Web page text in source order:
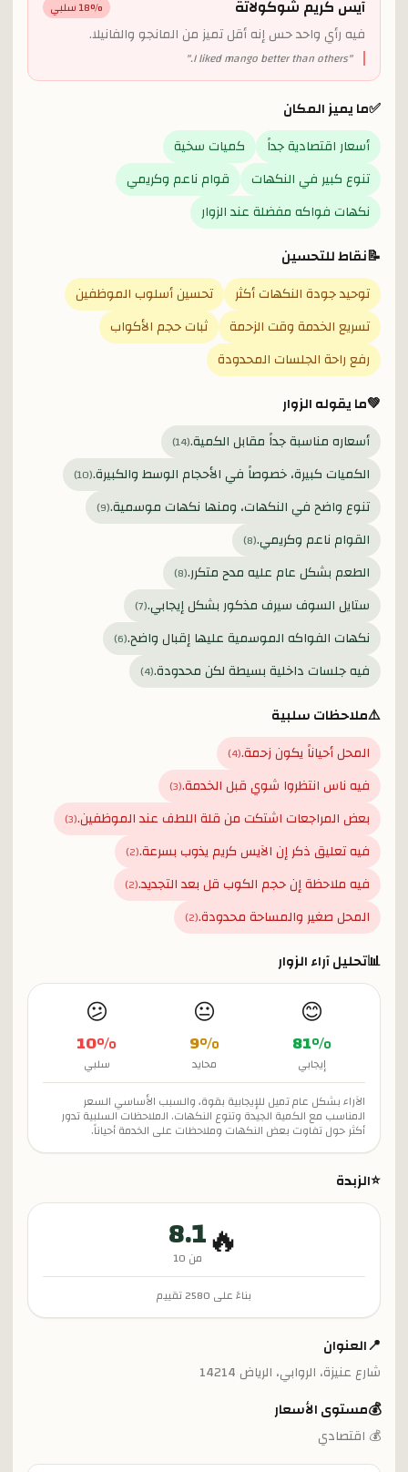
آيس كريم شوكولاتة 18% سلبي
فيه رأي واحد حس إنه أقل تميز من المانجو والفانيلا.
"
I liked mango better than others.
"
✅ما يميز المكان
أسعار اقتصادية جداً
كميات سخية
تنوع كبير في النكهات
قوام ناعم وكريمي
نكهات فواكه مفضلة عند الزوار
📝نقاط للتحسين
توحيد جودة النكهات أكثر
تحسين أسلوب الموظفين
تسريع الخدمة وقت الزحمة
ثبات حجم الأكواب
رفع راحة الجلسات المحدودة
💚ما يقوله الزوار
أسعاره مناسبة جداً مقابل الكمية.(
14
)
الكميات كبيرة، خصوصاً في الأحجام الوسط والكبيرة.(
10
)
تنوع واضح في النكهات، ومنها نكهات موسمية.(
9
)
القوام ناعم وكريمي.(
8
)
الطعم بشكل عام عليه مدح متكرر.(
8
)
ستايل السوف سيرف مذكور بشكل إيجابي.(
7
)
نكهات الفواكه الموسمية عليها إقبال واضح.(
6
)
فيه جلسات داخلية بسيطة لكن محدودة.(
4
)
⚠️ملاحظات سلبية
المحل أحياناً يكون زحمة.(
4
)
فيه ناس انتظروا شوي قبل الخدمة.(
3
)
بعض المراجعات اشتكت من قلة اللطف عند الموظفين.(
3
)
فيه تعليق ذكر إن الآيس كريم يذوب بسرعة.(
2
)
فيه ملاحظة إن حجم الكوب قل بعد التجديد.(
2
)
المحل صغير والمساحة محدودة.(
2
)
📊تحليل آراء الزوار
😊
81%
إيجابي
😐
9%
محايد
😕
10%
سلبي
الآراء بشكل عام تميل للإيجابية بقوة، والسبب الأساسي السعر
المناسب مع الكمية الجيدة وتنوع النكهات. الملاحظات السلبية تدور
أكثر حول تفاوت بعض النكهات وملاحظات على الخدمة أحياناً.
⭐الزبدة
🔥
8.1
من 10
بناءً على 2580تقييم
📍العنوان
شارع عنيزة، الروابي، الرياض 14214
💰مستوى الأسعار
💰 اقتصادي